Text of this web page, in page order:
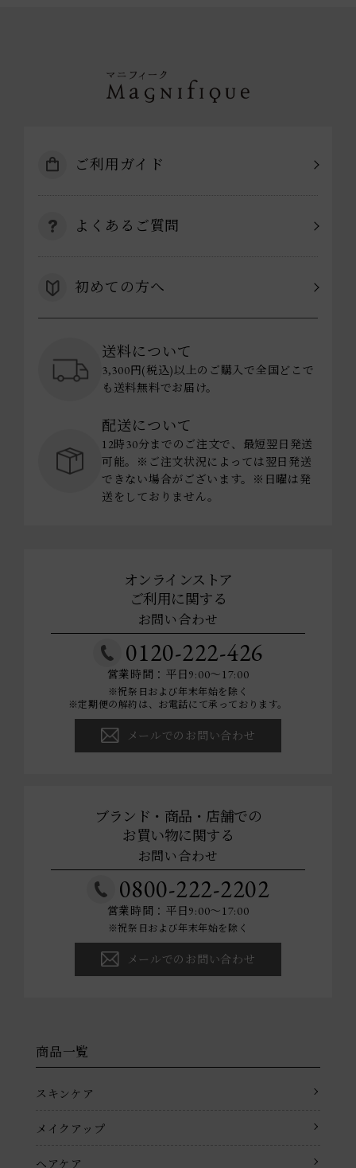
ご利用ガイド
よくあるご質問
初めての方へ
送料について
3,300円(税込)以上のご購入で全国どこで
も送料無料でお届け。
配送について
12時30分までのご注文で、最短翌日発送
可能。※ご注文状況によっては翌日発送
できない場合がございます。※日曜は発
送をしておりません。
オンラインストア
ご利用に関する
お問い合わせ
0120-222-426
営業時間：平日9:00～17:00
※祝祭日および年末年始を除く
※定期便の解約は、お電話にて承っております。
メールでのお問い合わせ
ブランド・商品・店舗での
お買い物に関する
お問い合わせ
0800-222-2202
営業時間：平日9:00～17:00
※祝祭日および年末年始を除く
メールでのお問い合わせ
商品一覧
スキンケア
メイクアップ
ヘアケア